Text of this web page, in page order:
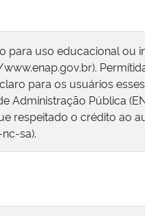
para uso educacional ou
para os usuários
Administração Pública
respeitado o crédito ao
sa).